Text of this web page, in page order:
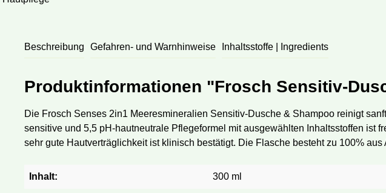
Beschreibung Gefahren- und Warnhinweise Inhaltsstoffe | Ingredients
Produktinformationen "Frosch Sensitiv-
Die Frosch Senses 2in1 Meeresmineralien Sensitiv-Dusche & Shampoo reinigt
sensitive und 5,5 pH-hautneutrale Pflegeformel mit ausgewählten Inhaltsstoffen ist
sehr gute Hautverträglichkeit ist klinisch bestätigt. Die Flasche besteht zu 100%
Inhalt: 300 ml